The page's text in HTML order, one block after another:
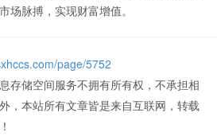
场脉搏，实现财富增值。
page/5752
存储空间服务不拥有所有权，不承担相
，本站所有文章皆是来自互联网，转载